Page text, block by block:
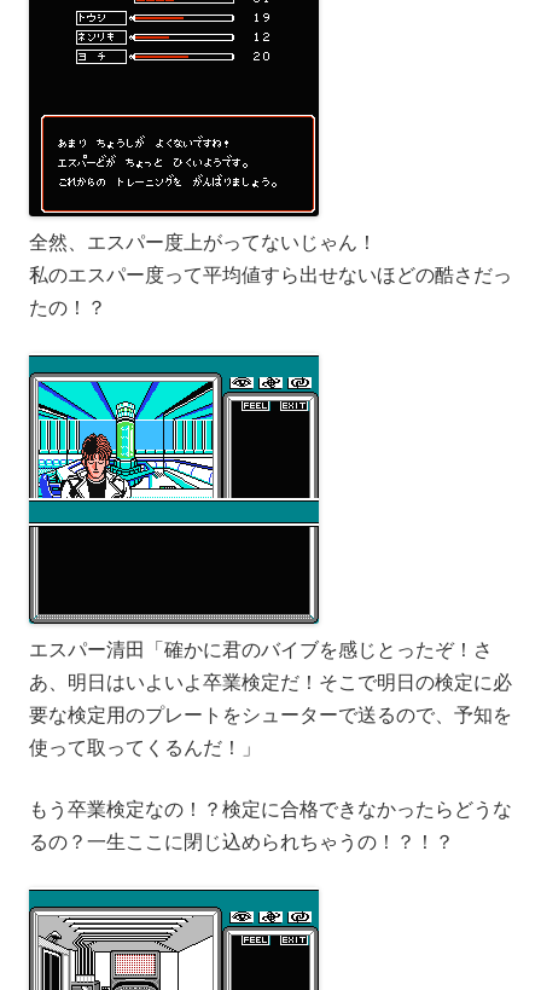
全然、エスパー度上がってないじゃん！
私のエスパー度って平均値すら出せないほどの酷さだっ
たの！？
エスパー清田「確かに君のバイブを感じとったぞ！さ
あ、明日はいよいよ卒業検定だ！そこで明日の検定に必
要な検定用のプレートをシューターで送るので、予知を
使って取ってくるんだ！」
もう卒業検定なの！？検定に合格できなかったらどうな
るの？一生ここに閉じ込められちゃうの！？！？